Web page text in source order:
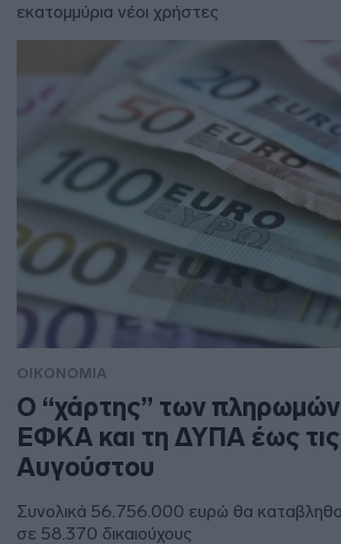
εκατομμύρια νέοι χρήστες
ΟΙΚΟΝΟΜΙΑ
Ο “χάρτης” των
ΕΦΚΑ και τη ΔΥΠΑ έως τις
Αυγούστου
Συνολικά 56.756.000 ευρώ θα
σε 58.370 δικαιούχους